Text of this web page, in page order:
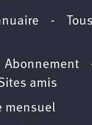
-
Abonnement
amis
mensuel